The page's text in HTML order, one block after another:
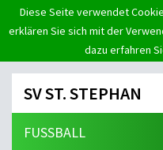
Diese Seite verwendet
erklären Sie sich mit der
dazu erfahren
SV ST. STEPHAN
FUSSBALL